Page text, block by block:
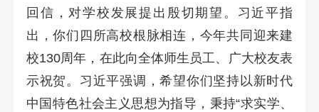
回信，对学校发展提出殷切期望。习近平指
出，你们四所高校根脉相连，今年共同迎来建
校130周年，在此向全体师生员工、广大校友表
示祝贺。习近平强调，希望你们坚持以新时代
中国特色社会主义思想为指导，秉持“求实学、